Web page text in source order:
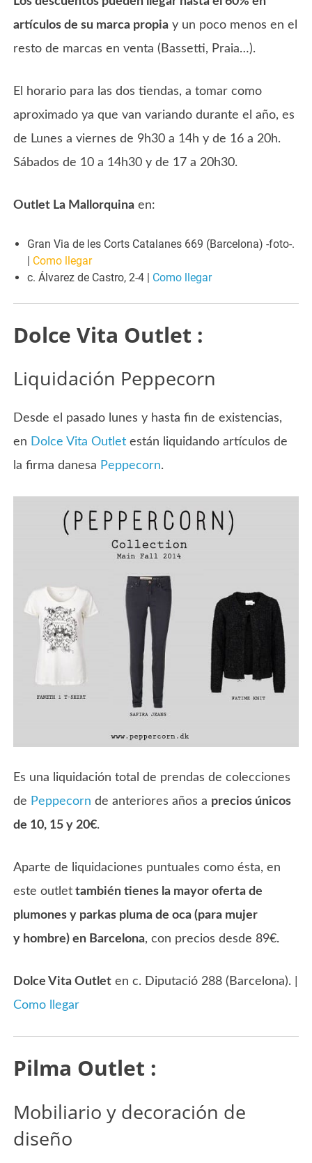
artículos de su marca propia y un poco menos en el
resto de marcas en venta (Bassetti, Praia…).
El horario para las dos tiendas, a tomar como
aproximado ya que van variando durante el año, es
de Lunes a viernes de 9h30 a 14h y de 16 a 20h.
Sábados de 10 a 14h30 y de 17 a 20h30.
Outlet La Mallorquina en:
Gran Via de les Corts Catalanes 669 (Barcelona) -foto-.
| Como llegar
c. Álvarez de Castro, 2-4 | Como llegar
Dolce Vita Outlet :
Liquidación Peppecorn
Desde el pasado lunes y hasta fin de existencias,
en Dolce Vita Outlet están liquidando artículos de
la firma danesa Peppecorn.
Es una liquidación total de prendas de colecciones
de Peppecorn de anteriores años a precios únicos
de 10, 15 y 20€.
Aparte de liquidaciones puntuales como ésta, en
este outlet también tienes la mayor oferta de
plumones y parkas pluma de oca (para mujer
y hombre) en Barcelona, con precios desde 89€.
Dolce Vita Outlet en c. Diputació 288 (Barcelona). |
Como llegar
Pilma Outlet :
Mobiliario y decoración de
diseño